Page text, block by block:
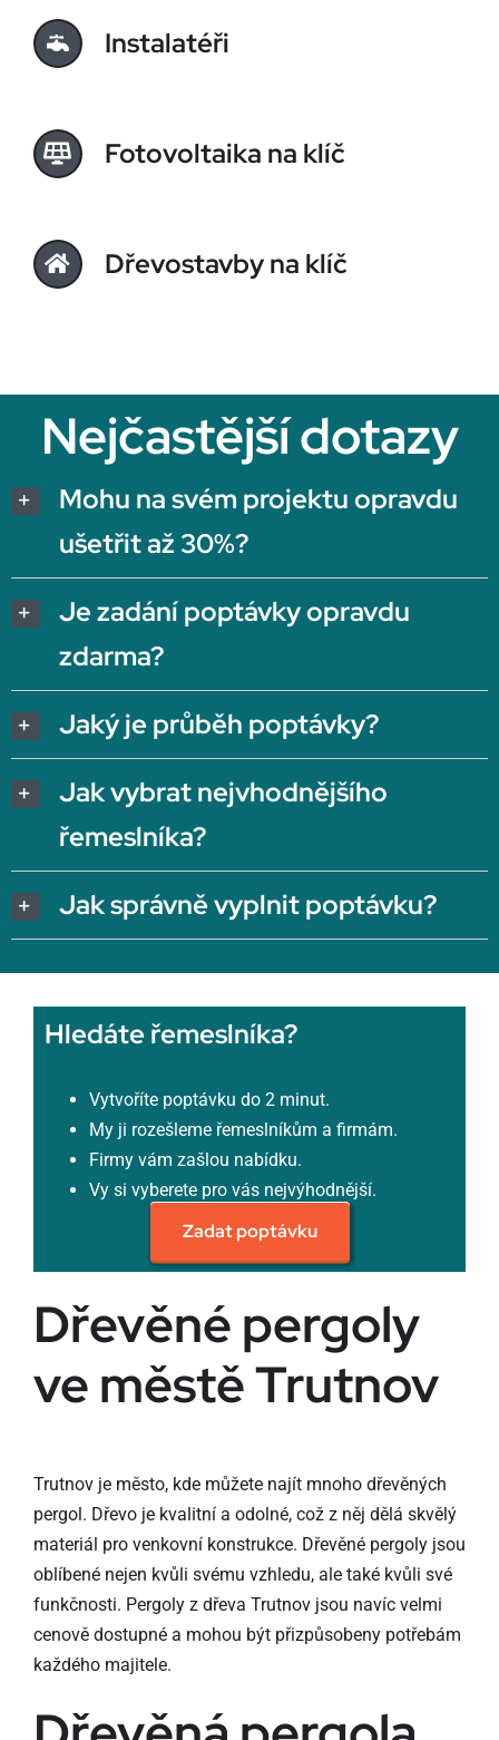
Instalatéři
Fotovoltaika na klíč
Dřevostavby na klíč
Nejčastější dotazy
Mohu na svém projektu opravdu
ušetřit až 30%?
Je zadání poptávky opravdu
zdarma?
Jaký je průběh poptávky?
Jak vybrat nejvhodnějšího
řemeslníka?
Jak správně vyplnit poptávku?
Hledáte řemeslníka?
Vytvoříte poptávku do 2 minut.
My ji rozešleme řemeslníkům a firmám.
Firmy vám zašlou nabídku.
Vy si vyberete pro vás nejvýhodnější.
Zadat poptávku
Dřevěné pergoly
ve městě Trutnov
Trutnov je město, kde můžete najít mnoho dřevěných
pergol. Dřevo je kvalitní a odolné, což z něj dělá skvělý
materiál pro venkovní konstrukce. Dřevěné pergoly jsou
oblíbené nejen kvůli svému vzhledu, ale také kvůli své
funkčnosti. Pergoly z dřeva Trutnov jsou navíc velmi
cenově dostupné a mohou být přizpůsobeny potřebám
každého majitele.